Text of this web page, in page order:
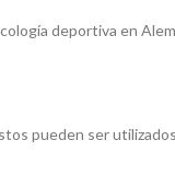
deportiva en
pueden ser